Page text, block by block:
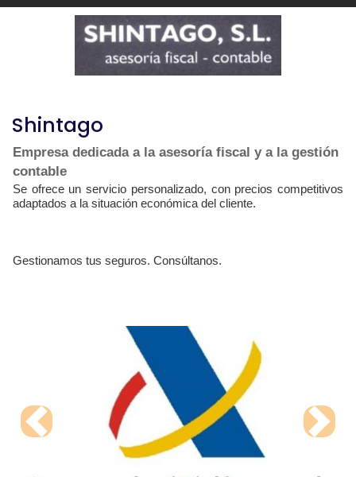
Shintago
Empresa dedicada a la asesoría fiscal y a la gestión
contable
Se ofrece un servicio personalizado, con precios competitivos
adaptados a la situación económica del cliente.
Gestionamos tus seguros. Consúltanos.
Previous Next